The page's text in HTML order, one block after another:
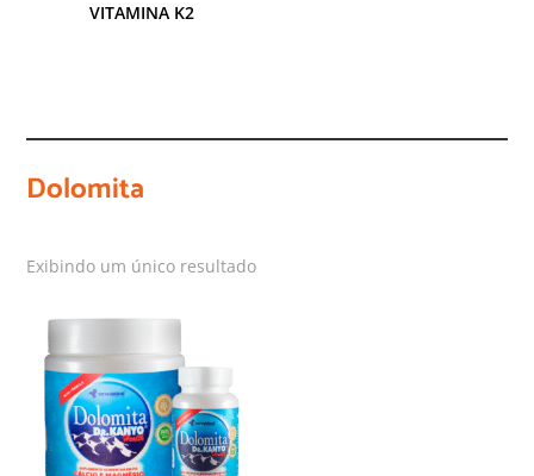
VITAMINA K2
Dolomita
Exibindo um único resultado